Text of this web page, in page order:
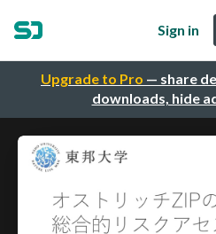
Upgrade to Pro — share
downloads, hide
Sign in